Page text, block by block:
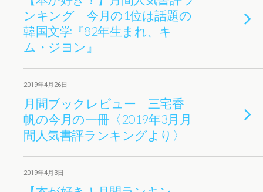
ンキング 今月の1位は話題の
韓国文学『82年生まれ、キ
ム・ジヨン』
2019年4月26日
月間ブックレビュー 三宅香
帆の今月の一冊〈2019年3月月
間人気書評ランキングより〉
2019年4月3日